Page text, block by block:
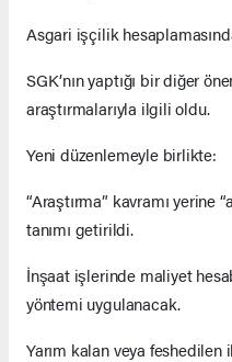
Asgari işçilik
SGK’nın yaptığı bir diğer
araştırmalarıyla ilgili oldu.
Yeni düzenlemeyle birlikte:
“Araştırma” kavramı yerine
tanımı getirildi.
İnşaat işlerinde maliyet
yöntemi uygulanacak.
Yarım kalan veya